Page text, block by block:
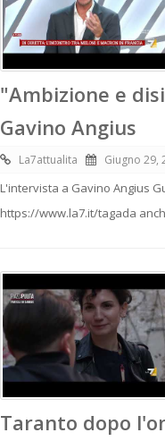
"Ambizione e
Gavino Angius
La7attualita Giugno 29,
L'intervista a Gavino Angius
https://www.la7.it/tagada
Taranto dopo